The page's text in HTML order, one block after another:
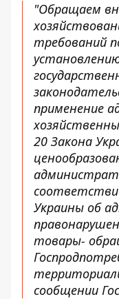
"Обращаем
требований
применение
20 Закона
Украины об
товары-
сообщении